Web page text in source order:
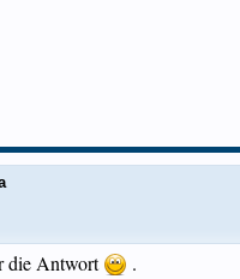
die Antwort .